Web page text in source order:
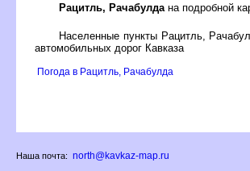
Рацитль, Рачабулда на подробной
Населенные пункты Рацитль,
автомобильных дорог Кавказа
Погода в Рацитль, Рачабулда
Наша почта: north@kavkaz-map.ru